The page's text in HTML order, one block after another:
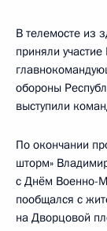
В телемосте из
приняли
обороны
выступили
По окончании
шторм»
с Днём Военно-
пообщался с
на Дворцовой